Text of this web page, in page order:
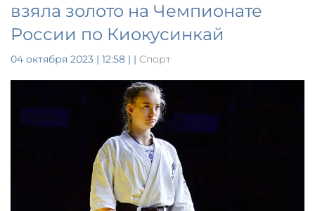
взяла золото на Чемпионате
России по Киокусинкай
04 октября 2023 | 12:58 | | Спорт